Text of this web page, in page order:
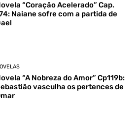
“Coração Acelerado” Cap.
Naiane sofre com a partida de
“A Nobreza do Amor” Cp119b:
vasculha os pertences de